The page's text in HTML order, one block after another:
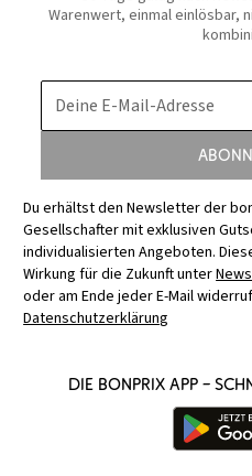
Warenwert, einmal einlösbar,
Deine E-Mail-Adresse
Du erhältst den Newsletter der
Gesellschafter mit exklusiven
individualisierten Angeboten.
Wirkung für die Zukunft unter
oder am Ende jeder E-Mail
Datenschutzerklärung
Die bonprix App –